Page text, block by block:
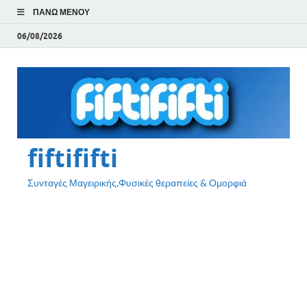
ΠΆΝΩ ΜΕΝΟΎ
06/08/2026
fiftififti
Συνταγές Μαγειρικής,Φυσικές θεραπείες & Ομορφιά